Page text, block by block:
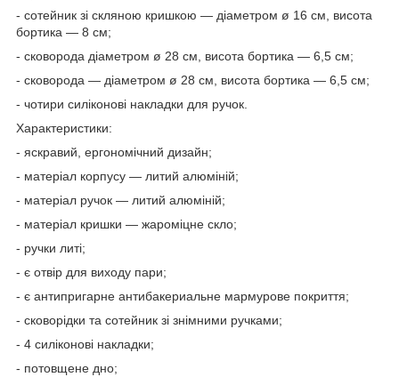
- сотейник зі скляною кришкою — діаметром ø 16 см, висота
бортика — 8 см;
- сковорода діаметром ø 28 см, висота бортика — 6,5 см;
- сковорода — діаметром ø 28 см, висота бортика — 6,5 см;
- чотири силіконові накладки для ручок.
Характеристики:
- яскравий, ергономічний дизайн;
- матеріал корпусу — литий алюміній;
- матеріал ручок — литий алюміній;
- матеріал кришки — жароміцне скло;
- ручки литі;
- є отвір для виходу пари;
- є антипригарне антибакериальне мармурове покриття;
- сковорідки та сотейник зі знімними ручками;
- 4 силіконові накладки;
- потовщене дно;